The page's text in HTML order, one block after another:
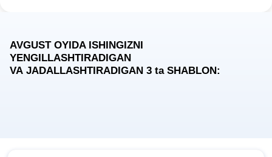
AVGUST OYIDA ISHINGIZNI
YENGILLASHTIRADIGAN
VA JADALLASHTIRADIGAN 3 taSHABLON: